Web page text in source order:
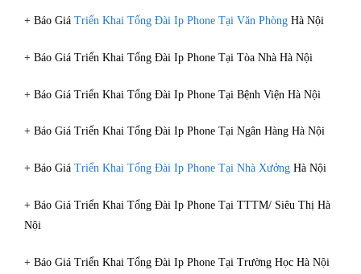
+ Báo Giá Triển Khai Tổng Đài Ip Phone Tại Văn Phòng Hà Nội
+ Báo Giá Triển Khai Tổng Đài Ip Phone Tại Tòa Nhà Hà Nội
+ Báo Giá Triển Khai Tổng Đài Ip Phone Tại Bệnh Viện Hà Nội
+ Báo Giá Triển Khai Tổng Đài Ip Phone Tại Ngân Hàng Hà Nội
+ Báo Giá Triển Khai Tổng Đài Ip Phone Tại Nhà Xưởng Hà Nội
+ Báo Giá Triển Khai Tổng Đài Ip Phone Tại TTTM/ Siêu Thị Hà
Nội
+ Báo Giá Triển Khai Tổng Đài Ip Phone Tại Trường Học Hà Nội